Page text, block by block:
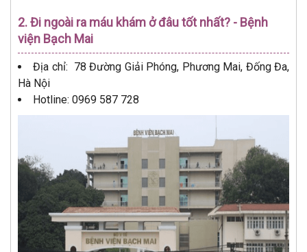
2. Đi ngoài ra máu khám ở đâu tốt nhất? - Bệnh
viện Bạch Mai
Địa chỉ: 78 Đường Giải Phóng, Phương Mai, Đống Đa,
Hà Nội
Hotline: 0969 587 728